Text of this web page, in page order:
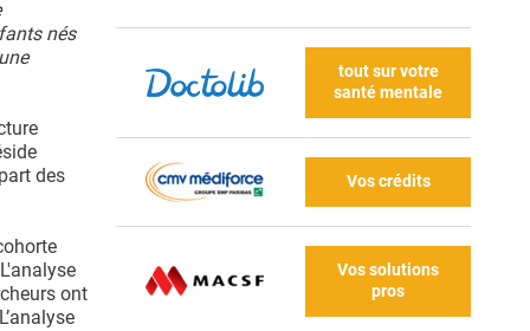
nés
des
ont
tout sur votre
santé mentale
Vos crédits
Vos solutions
pros